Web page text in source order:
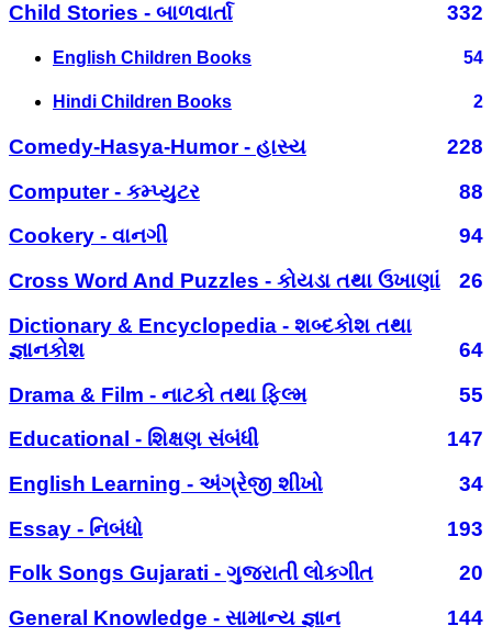
Child Stories - બાળવાર્તા
332
English Children Books 54
Hindi Children Books 2
Comedy-Hasya-Humor - હાસ્ય
228
Computer - કમ્પ્યુટર
88
Cookery - વાનગી
94
Cross Word And Puzzles - કોયડા તથા ઉખાણાં
26
Dictionary & Encyclopedia - શબ્દકોશ તથા
જ્ઞાનકોશ
64
Drama & Film - નાટકો તથા ફિલ્મ
55
Educational - શિક્ષણ સંબંધી
147
English Learning - અંગ્રેજી શીખો
34
Essay - નિબંધો
193
Folk Songs Gujarati - ગુજરાતી લોકગીત
20
General Knowledge - સામાન્ય જ્ઞાન
144